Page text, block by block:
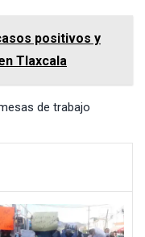
positivos y
Tlaxcala
de trabajo